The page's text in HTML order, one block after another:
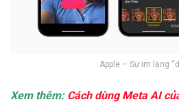
Apple – Sự im lặng
Xem thêm: Cách dùng Meta AI